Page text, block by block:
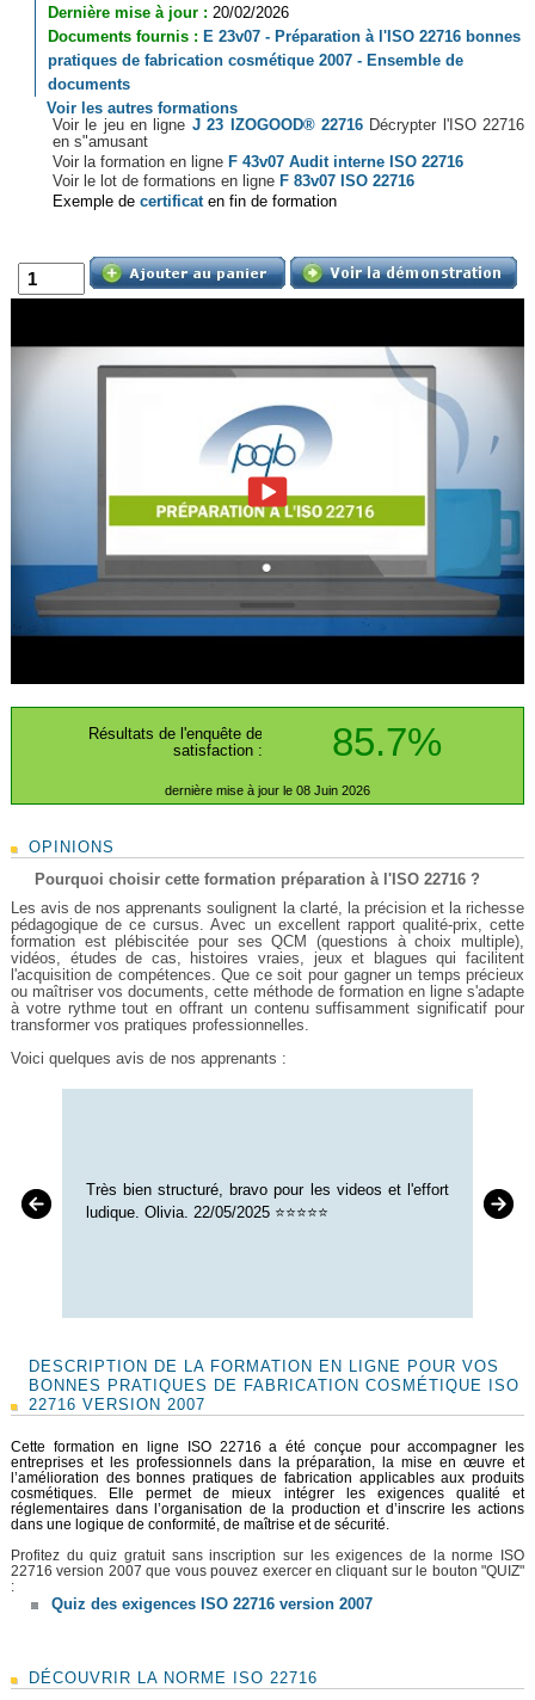
Dernière mise à jour : 20/02/2026
Documents fournis : E 23v07 - Préparation à l'ISO 22716 bonnes
pratiques de fabrication cosmétique 2007 - Ensemble de
documents
Voir les autres formations
Voir le jeu en ligne J 23 IZOGOOD® 22716Décrypter l'ISO 22716
en s"amusant
Voir la formation en ligne F 43v07 Audit interne ISO 22716
Voir le lot de formations en ligne F 83v07 ISO 22716
Exemple de certificaten fin de formation
Résultats de l'enquête de
satisfaction :
85.7%
dernière mise à jour le 08 Juin 2026
OPINIONS
Pourquoi choisir cette formation préparation à l'ISO 22716 ?
Les avis de nos apprenants soulignent la clarté, la précision et la richesse
pédagogique de ce cursus. Avec un excellent rapport qualité-prix, cette
formation est plébiscitée pour ses QCM (questions à choix multiple),
vidéos, études de cas, histoires vraies, jeux et blagues qui facilitent
l'acquisition de compétences. Que ce soit pour gagner un temps précieux
ou maîtriser vos documents, cette méthode de formation en ligne s'adapte
à votre rythme tout en offrant un contenu suffisamment significatif pour
transformer vos pratiques professionnelles.
Voici quelques avis de nos apprenants :
Très bien structuré, bravo pour les videos et l'effort
ludique. Olivia. 22/05/2025 ⭐⭐⭐⭐⭐
La clarté de la formation et la pertinence des
contenus. Lydianah. 01/07/2024 ⭐⭐⭐⭐⭐
Adéline. 15/06/2023 ⭐⭐⭐⭐C'est corrigé
DESCRIPTION DE LA FORMATION EN LIGNE POUR VOS
BONNES PRATIQUES DE FABRICATION COSMÉTIQUE ISO
22716 VERSION 2007
Cette formation en ligne ISO 22716 a été conçue pour accompagner les
entreprises et les professionnels dans la préparation, la mise en œuvre et
l’amélioration des bonnes pratiques de fabrication applicables aux produits
cosmétiques. Elle permet de mieux intégrer les exigences qualité et
réglementaires dans l’organisation de la production et d’inscrire les actions
dans une logique de conformité, de maîtrise et de sécurité.
Profitez du quiz gratuit sans inscription sur les exigences de la norme ISO
22716 version 2007 que vous pouvez exercer en cliquant sur le bouton "QUIZ"
:
Quiz des exigences ISO 22716 version 2007
DÉCOUVRIR LA NORME ISO 22716